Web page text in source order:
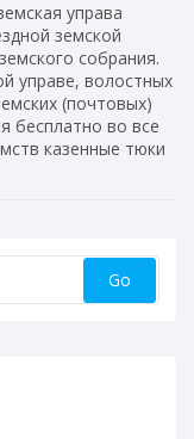
управа
земской
собрания.
управе, волостных
(почтовых)
бесплатно во все
казенные тюки